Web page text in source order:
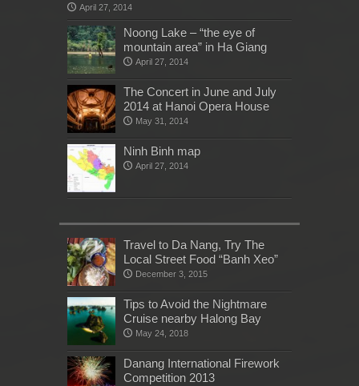
April 27, 2014
Noong Lake – “the eye of
mountain area” in Ha Giang
April 27, 2014
The Concert in June and July
2014 at Hanoi Opera House
May 31, 2014
Ninh Binh map
April 27, 2014
Travel to Da Nang, Try The
Local Street Food “Banh Xeo”
December 3, 2015
Tips to Avoid the Nightmare
Cruise nearby Halong Bay
May 24, 2018
Danang International Firework
Competition 2013